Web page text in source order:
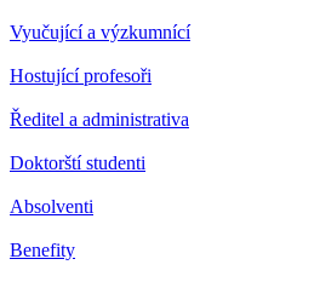
Vyučující a výzkumnící
Hostující profesoři
Ředitel a administrativa
Doktorští studenti
Absolventi
Benefity